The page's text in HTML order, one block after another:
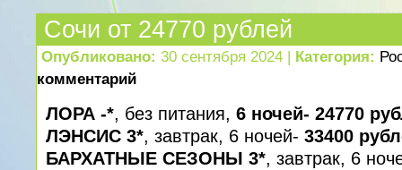
Сочи от 24770 рублей
Опубликовано: 30 сентября 2024 | Категория:
комментарий
ЛОРА -*, без питания, 6 ночей- 24770
ЛЭНСИС 3*, завтрак, 6 ночей- 33400
БАРХАТНЫЕ СЕЗОНЫ 3*, завтрак, 6